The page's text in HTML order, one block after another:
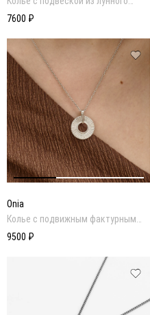
камня
7600 ₽
Onia
Колье с подвижным фактурным
диском
9500 ₽